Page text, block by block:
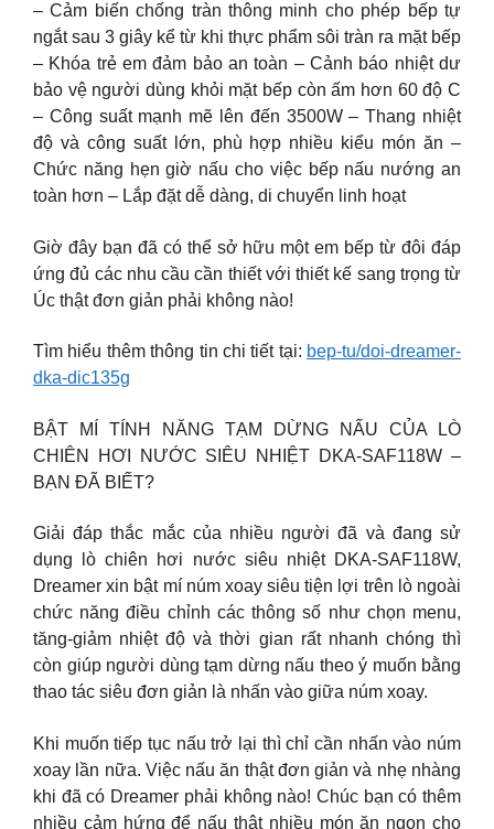
– Cảm biến chống tràn thông minh cho phép bếp tự
ngắt sau 3 giây kể từ khi thực phẩm sôi tràn ra mặt bếp
– Khóa trẻ em đảm bảo an toàn – Cảnh báo nhiệt dư
bảo vệ người dùng khỏi mặt bếp còn ấm hơn 60 độ C
– Công suất mạnh mẽ lên đến 3500W – Thang nhiệt
độ và công suất lớn, phù hợp nhiều kiểu món ăn –
Chức năng hẹn giờ nấu cho việc bếp nấu nướng an
toàn hơn – Lắp đặt dễ dàng, di chuyển linh hoạt
Giờ đây bạn đã có thể sở hữu một em bếp từ đôi đáp
ứng đủ các nhu cầu cần thiết với thiết kế sang trọng từ
Úc thật đơn giản phải không nào!
Tìm hiểu thêm thông tin chi tiết tại: bep-tu/doi-dreamer-
dka-dic135g
BẬT MÍ TÍNH NĂNG TẠM DỪNG NẤU CỦA LÒ
CHIÊN HƠI NƯỚC SIÊU NHIỆT DKA-SAF118W –
BẠN ĐÃ BIẾT?
Giải đáp thắc mắc của nhiều người đã và đang sử
dụng lò chiên hơi nước siêu nhiệt DKA-SAF118W,
Dreamer xin bật mí núm xoay siêu tiện lợi trên lò ngoài
chức năng điều chỉnh các thông số như chọn menu,
tăng-giảm nhiệt độ và thời gian rất nhanh chóng thì
còn giúp người dùng tạm dừng nấu theo ý muốn bằng
thao tác siêu đơn giản là nhấn vào giữa núm xoay.
Khi muốn tiếp tục nấu trở lại thì chỉ cần nhấn vào núm
xoay lần nữa. Việc nấu ăn thật đơn giản và nhẹ nhàng
khi đã có Dreamer phải không nào! Chúc bạn có thêm
nhiều cảm hứng để nấu thật nhiều món ăn ngon cho